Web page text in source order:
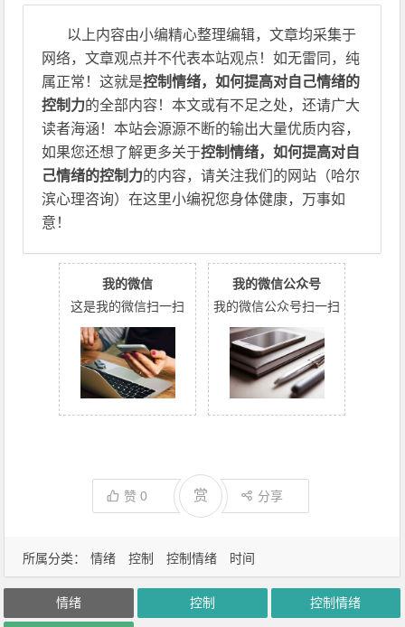
所属分类： 情绪 控制 控制情绪 时间
以上内容由小编精心整理编辑，文章均采集于
网络，文章观点并不代表本站观点！如无雷同，纯
属正常！这就是控制情绪，如何提高对自己情绪的
控制力的全部内容！本文或有不足之处，还请广大
读者海涵！本站会源源不断的输出大量优质内容，
如果您还想了解更多关于控制情绪，如何提高对自
己情绪的控制力的内容，请关注我们的网站（哈尔
滨心理咨询）在这里小编祝您身体健康，万事如
意！
我的微信
这是我的微信扫一扫
我的微信公众号
我的微信公众号扫一扫
赞0 赏 分享
情绪 控制 控制情绪